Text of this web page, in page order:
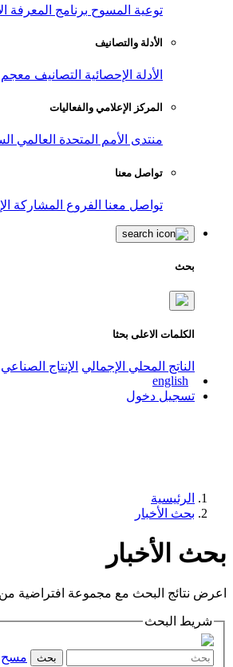
توعية المسوح برنامج المعرفة
الأدلة والتصانيف
الأدلة الإحصائية التصانيف معجم
المركز الإعلامي والفعاليات
منتدى الأمم المتحدة العالمي
تواصل معنا
تواصل معنا الفروع المشاركة
بحث
الكلمات الاعلى بحثا
الناتج المحلي الإجمالي الإنتاج الصناعي
english
تسجيل دخول
الرئيسية
بحث الأخبار
بحث الأخبار
اعرض نتائج البحث مع مجموعة افتراضية
شريط البحث
بحث مسح